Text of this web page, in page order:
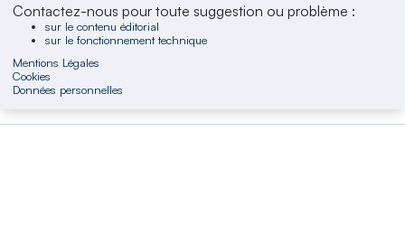
Contactez-nous pour toute suggestion ou problème :
sur le contenu éditorial
sur le fonctionnement technique
Mentions Légales
Cookies
Données personnelles